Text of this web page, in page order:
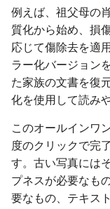
例えば、祖父母の
質化から始め、損
応じて傷除去を適
ラー化バージョン
た家族の文書を復
化を使用して読み
このオールインワ
度のクリックで完
す。古い写真には
プネスが必要なも
要なもの、テキス